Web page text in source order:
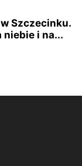
Szczecinku.
i na...